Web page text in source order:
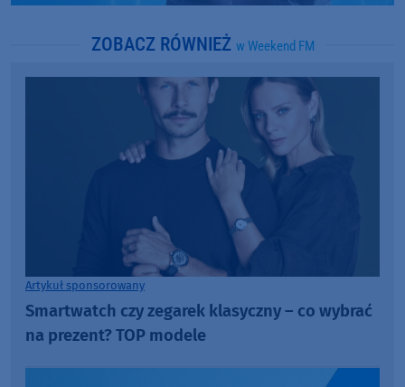
ZOBACZ RÓWNIEŻ w Weekend FM
Artykuł sponsorowany
Smartwatch czy zegarek klasyczny – co wybrać
na prezent? TOP modele